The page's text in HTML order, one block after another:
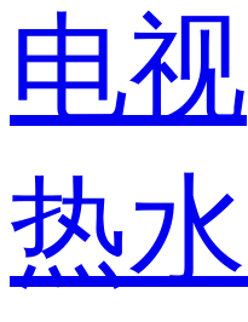
电视
热